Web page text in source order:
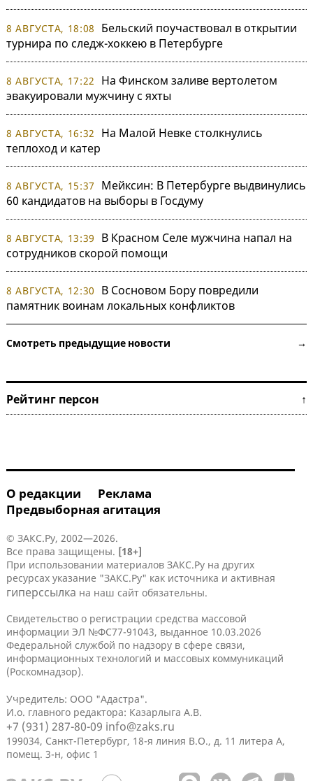
8 АВГУСТА, 18:08
Бельский поучаствовал в открытии
турнира по следж-хоккею в Петербурге
8 АВГУСТА, 17:22
На Финском заливе вертолетом
эвакуировали мужчину с яхты
8 АВГУСТА, 16:32
На Малой Невке столкнулись
теплоход и катер
8 АВГУСТА, 15:37
Мейксин: В Петербурге выдвинулись
60 кандидатов на выборы в Госдуму
8 АВГУСТА, 13:39
В Красном Селе мужчина напал на
сотрудников скорой помощи
8 АВГУСТА, 12:30
В Сосновом Бору повредили
памятник воинам локальных конфликтов
Смотреть предыдущие новости →
Рейтинг персон ↑
О редакции
Реклама
Предвыборная агитация
© ЗАКС.Ру, 2002—2026.
Все права защищены. [18+]
При использовании материалов ЗАКС.Ру на других
ресурсах указание "ЗАКС.Ру" как источника и активная
гиперссылка на наш сайт обязательны.
Свидетельство о регистрации средства массовой
информации ЭЛ №ФС77-91043, выданное 10.03.2026
Федеральной службой по надзору в сфере связи,
информационных технологий и массовых коммуникаций
(Роскомнадзор).
Учредитель: ООО "Адастра".
И.о. главного редактора: Казарлыга А.В.
+7 (931) 287-80-09 info@zaks.ru
199034, Санкт-Петербург, 18-я линия В.О., д. 11 литера А,
помещ. 3-н, офис 1